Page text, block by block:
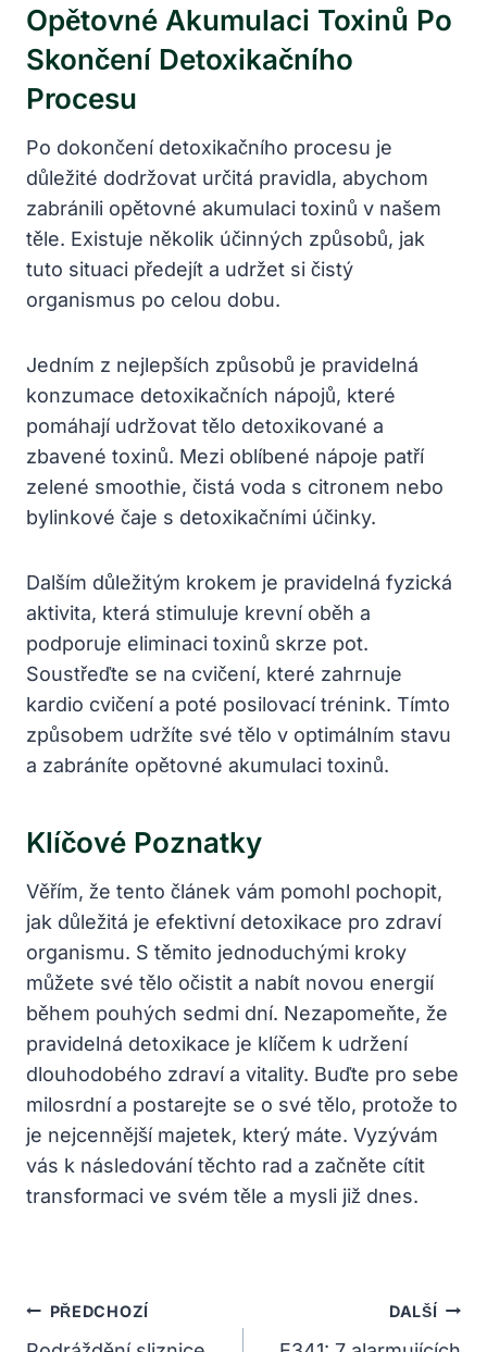
Opětovné Akumulaci Toxinů Po
Skončení Detoxikačního
Procesu
Po dokončení detoxikačního procesu je
důležité dodržovat určitá pravidla, abychom
zabránili opětovné akumulaci toxinů v našem
těle. Existuje několik účinných způsobů, jak
tuto situaci předejít a udržet si čistý
organismus po celou dobu.
Jedním z nejlepších způsobů je pravidelná
konzumace detoxikačních nápojů, které
pomáhají udržovat tělo detoxikované a
zbavené toxinů. Mezi oblíbené nápoje patří
zelené smoothie, čistá voda s citronem nebo
bylinkové čaje s detoxikačními účinky.
Dalším důležitým krokem je pravidelná fyzická
aktivita, která stimuluje krevní oběh a
podporuje eliminaci toxinů skrze pot.
Soustřeďte se na cvičení, které zahrnuje
kardio cvičení a poté posilovací trénink. Tímto
způsobem udržíte své tělo v optimálním stavu
a zabráníte opětovné akumulaci toxinů.
Klíčové Poznatky
Věřím, že tento článek vám pomohl pochopit,
jak důležitá je efektivní detoxikace pro zdraví
organismu. S těmito jednoduchými kroky
můžete své tělo očistit a nabít novou energií
během pouhých sedmi dní. Nezapomeňte, že
pravidelná detoxikace je klíčem k udržení
dlouhodobého zdraví a vitality. Buďte pro sebe
milosrdní a postarejte se o své tělo, protože to
je nejcennější majetek, který máte. Vyzývám
vás k následování těchto rad a začněte cítit
transformaci ve svém těle a mysli již dnes.
Navigace
PŘEDCHOZÍ DALŠÍ